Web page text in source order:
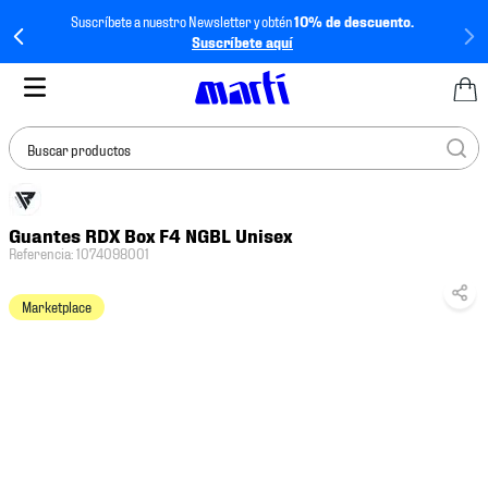
Suscríbete a nuestro Newsletter y obtén10% de descuento.
Suscríbete aquí
Buscar productos
Guantes RDX Box F4 NGBL Unisex
Referencia:1074098001
Marketplace
BUSCADOS
2.
tenis hombre